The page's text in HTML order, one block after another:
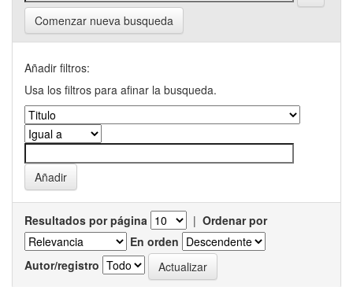
Comenzar nueva busqueda
Añadir filtros:
Usa los filtros para afinar la busqueda.
Resultados por página | Ordenar por
En orden
Autor/registro